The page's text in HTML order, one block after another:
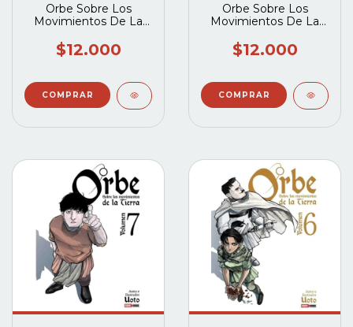
Orbe Sobre Los
Movimientos De La
$12.000
Orbe Sobre Los
Movimientos De La
$12.000